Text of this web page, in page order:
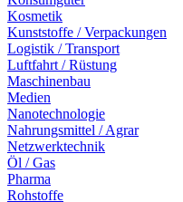
Kosmetik
Kunststoffe / Verpackungen
Logistik / Transport
Luftfahrt / Rüstung
Maschinenbau
Medien
Nanotechnologie
Nahrungsmittel / Agrar
Netzwerktechnik
Öl / Gas
Pharma
Rohstoffe